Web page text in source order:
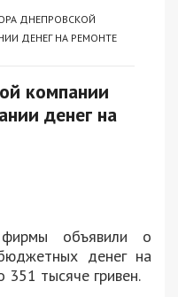
ДНЕПРОВСКОЙ
ДЕНЕГ НА РЕМОНТЕ
компании
денег на
фирмы объявили о
денег на
тысяче гривен.